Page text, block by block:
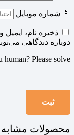
📱 شماره موبایل
ذخیره نام،
دوباره دیدگاهی
human? Please solve:
محصولات مشابه